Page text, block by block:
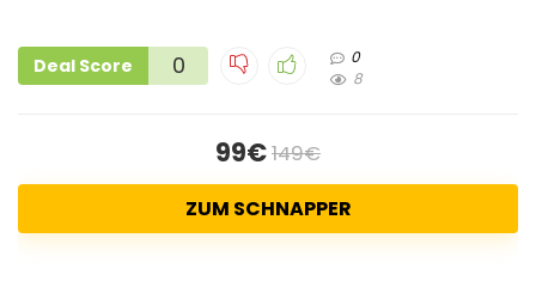
Deal Score 0
0
8
99€149€
ZUM SCHNAPPER